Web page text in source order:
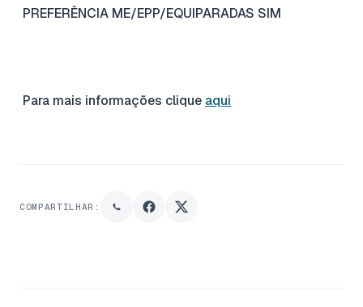
PREFERÊNCIA ME/EPP/EQUIPARADAS SIM
Para mais informações clique aqui
COMPARTILHAR: